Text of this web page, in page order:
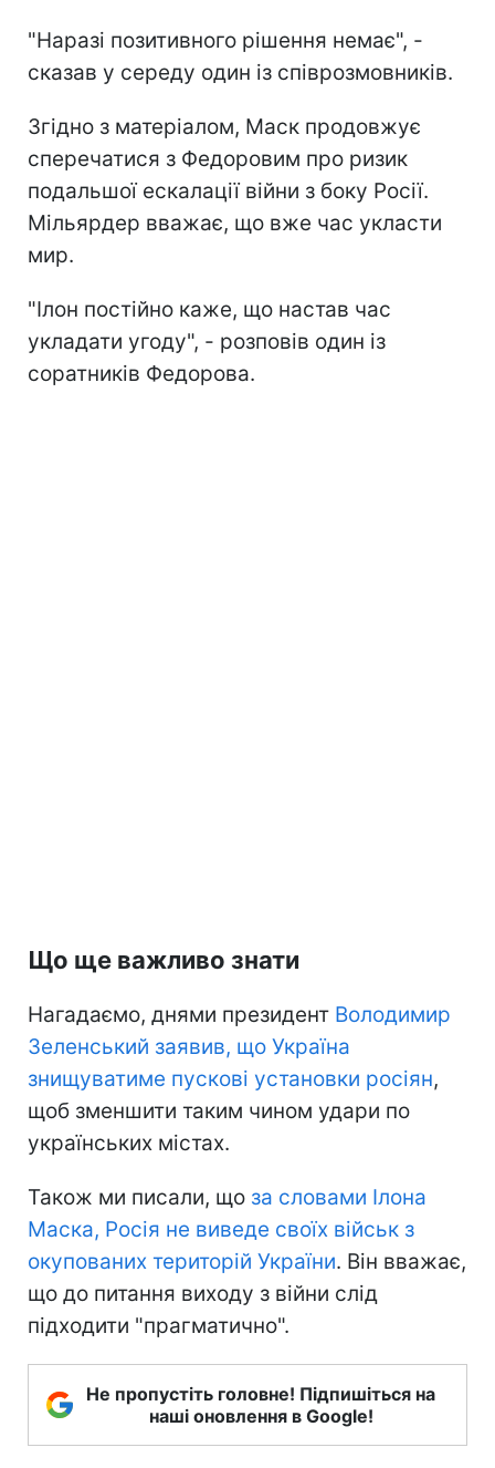
"Наразі позитивного рішення немає", -
сказав у середу один із співрозмовників.
Згідно з матеріалом, Маск продовжує
сперечатися з Федоровим про ризик
подальшої ескалації війни з боку Росії.
Мільярдер вважає, що вже час укласти
мир.
"Ілон постійно каже, що настав час
укладати угоду", - розповів один із
соратників Федорова.
Що ще важливо знати
Нагадаємо, днями президент Володимир
Зеленський заявив, що Україна
знищуватиме пускові установки росіян,
щоб зменшити таким чином удари по
українських містах.
Також ми писали, що за словами Ілона
Маска, Росія не виведе своїх військ з
окупованих територій України. Він вважає,
що до питання виходу з війни слід
підходити "прагматично".
Не пропустіть головне! Підпишіться на
наші оновлення в Google!